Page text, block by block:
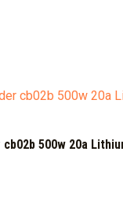
500w 20a